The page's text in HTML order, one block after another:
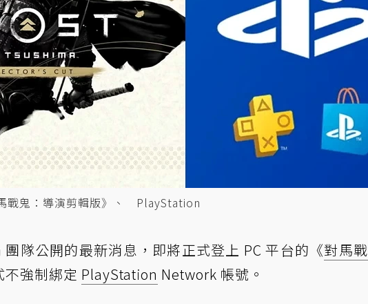
戰鬼：導演剪輯版》、 PlayStation
隊公開的最新消息，即將正式登上 PC 平台的《對馬
強制綁定 PlayStation Network 帳號。